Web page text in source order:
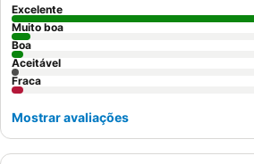
maravilhosos pores do sol de Mykonos.
Excelente
Muito boa
Boa
Aceitável
Fraca
Mostrar avaliações